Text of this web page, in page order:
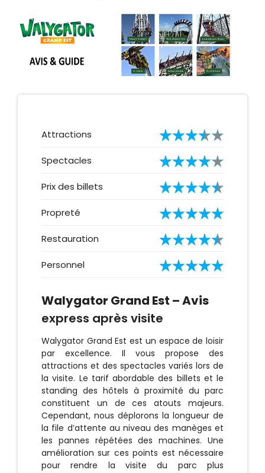
Attractions
Spectacles
Prix des billets
Propreté
Restauration
Personnel
Walygator Grand Est – Avis
express après visite
Walygator Grand Est est un espace de loisir
par excellence. Il vous propose des
attractions et des spectacles variés lors de
la visite. Le tarif abordable des billets et le
standing des hôtels à proximité du parc
constituent un de ces atouts majeurs.
Cependant, nous déplorons la longueur de
la file d’attente au niveau des manèges et
les pannes répétées des machines. Une
amélioration sur ces points est nécessaire
pour rendre la visite du parc plus